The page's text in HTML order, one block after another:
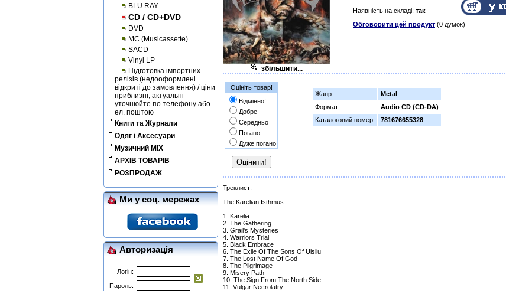
BLU RAY
CD / CD+DVD
DVD
MC (Musicassette)
SACD
Vinyl LP
Підготовка імпортних
релізів (недооформлені
відкриті до замовлення) / ціни
приблизні, актуальні
уточнюйте по телефону або
ел. поштою
Книги та Журнали
Одяг і Аксесуари
Музичний MIX
АРХІВ ТОВАРІВ
РОЗПРОДАЖ
Ми у соц. мережах
Авторизація
Логін:
Пароль:
збільшити...
Наявність на складі: так
Обговорити цей продукт (0 думок)
Оцініть товар!
Відмінно!
Добре
Середньо
Погано
Дуже погано
Жанр:
Metal
Формат:
Audio CD (CD-DA)
Каталоговий номер:
781676655328
Треклист:
The Karelian Isthmus
1. Karelia
2. The Gathering
3. Grail's Mysteries
4. Warriors Trial
5. Black Embrace
6. The Exile Of The Sons Of Uisliu
7. The Lost Name Of God
8. The Pilgrimage
9. Misery Path
10. The Sign From The North Side
11. Vulgar Necrolatry